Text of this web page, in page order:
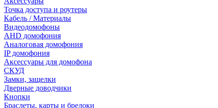
Точка доступа и роутеры
Кабель / Материалы
Видеодомофоны
AHD домофония
Аналоговая домофония
IP домофония
Аксессуары для домофона
СКУД
Замки, защелки
Дверные доводчики
Кнопки
Браслеты, карты и брелоки